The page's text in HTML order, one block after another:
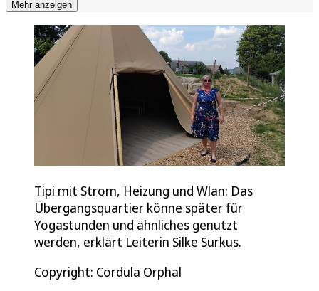
Mehr anzeigen
Tipi mit Strom, Heizung und Wlan: Das
Übergangsquartier könne später für
Yogastunden und ähnliches genutzt
werden, erklärt Leiterin Silke Surkus.
Copyright: Cordula Orphal